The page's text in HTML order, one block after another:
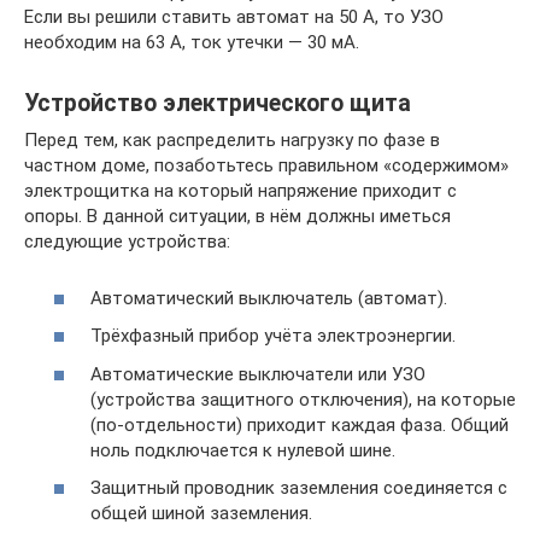
Если вы решили ставить автомат на 50 А, то УЗО
необходим на 63 А, ток утечки — 30 мА.
Устройство электрического щита
Перед тем, как распределить нагрузку по фазе в
частном доме, позаботьтесь правильном «содержимом»
электрощитка на который напряжение приходит с
опоры. В данной ситуации, в нём должны иметься
следующие устройства:
Автоматический выключатель (автомат).
Трёхфазный прибор учёта электроэнергии.
Автоматические выключатели или УЗО
(устройства защитного отключения), на которые
(по-отдельности) приходит каждая фаза. Общий
ноль подключается к нулевой шине.
Защитный проводник заземления соединяется с
общей шиной заземления.